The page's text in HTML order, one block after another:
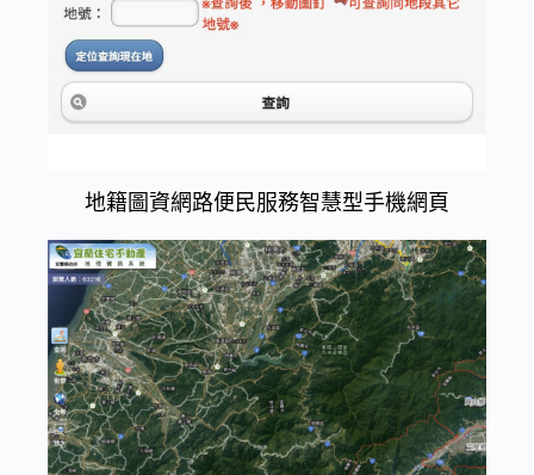
地籍圖資網路便民服務智慧型手機網頁